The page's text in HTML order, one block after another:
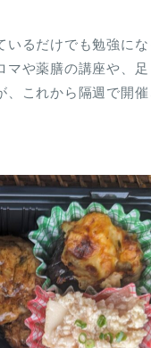
るだけでも勉強に
や薬膳の講座や、
、これから隔週で開